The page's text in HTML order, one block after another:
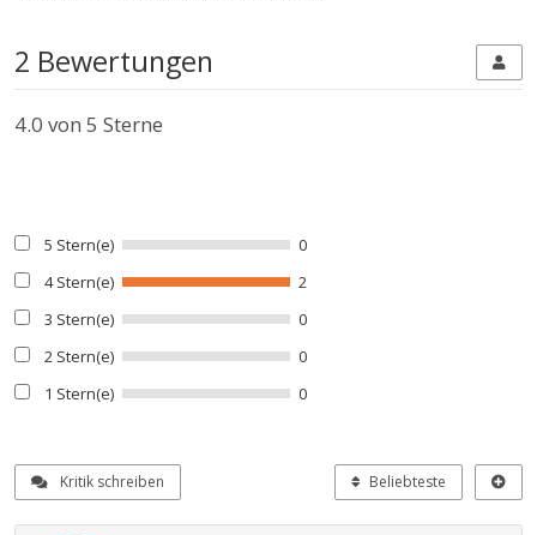
2 Bewertungen
4.0 von 5 Sterne
5 Stern(e)
0
4 Stern(e)
2
3 Stern(e)
0
2 Stern(e)
0
1 Stern(e)
0
Kritik schreiben Beliebteste